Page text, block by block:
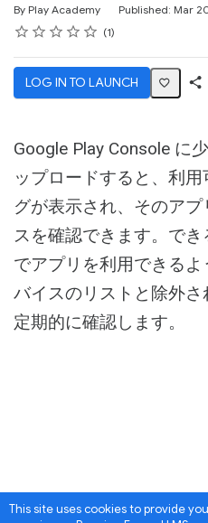
This site uses cookies to provide
By Play Academy Published: Mar
Duration
Difficulty
Rating
1 star
2 stars
3 stars
4 stars
5 stars
Average rating: 5.0 1
1 review
LOG IN TO LAUNCH
Google Play Console に
ップロードすると、利
グが表示され、そのア
スを確認できます。で
でアプリを利用できる
バイスのリストと除外
定期的に確認します。